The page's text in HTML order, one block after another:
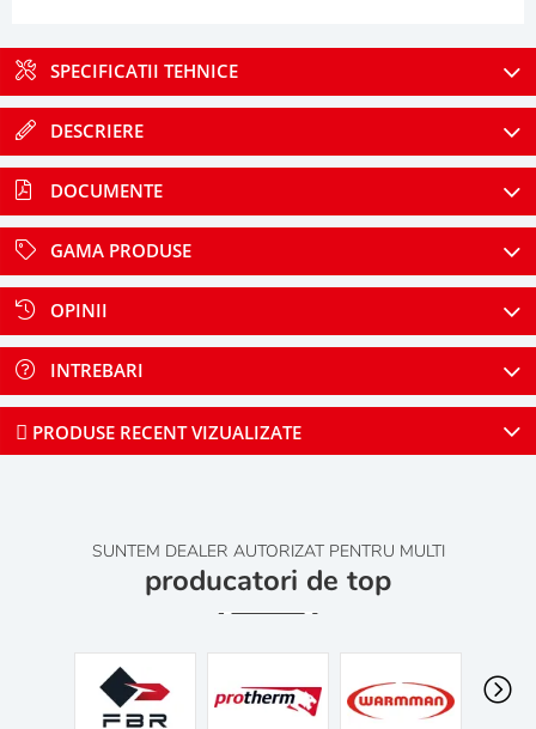
SPECIFICATII TEHNICE
DESCRIERE
DOCUMENTE
GAMA PRODUSE
OPINII
INTREBARI
PRODUSE RECENT VIZUALIZATE
SUNTEM DEALER AUTORIZAT PENTRU MULTI
producatori de top